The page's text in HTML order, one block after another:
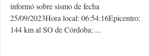
informó sobre sismo de fecha
25/09/2023Hora local: 06:54:16Epicentro:
144 km al SO de Córdoba; ...